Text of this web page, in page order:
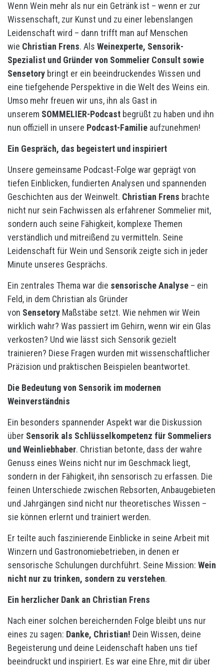
Wenn Wein mehr als nur ein Getränk ist – wenn er zur
Wissenschaft, zur Kunst und zu einer lebenslangen
Leidenschaft wird – dann trifft man auf Menschen
wie Christian Frens. Als Weinexperte, Sensorik-
Spezialist und Gründer von Sommelier Consult sowie
Sensetory bringt er ein beeindruckendes Wissen und
eine tiefgehende Perspektive in die Welt des Weins ein.
Umso mehr freuen wir uns, ihn als Gast in
unserem SOMMELIER-Podcast begrüßt zu haben und ihn
nun offiziell in unsere Podcast-Familie aufzunehmen!
Ein Gespräch, das begeistert und inspiriert
Unsere gemeinsame Podcast-Folge war geprägt von
tiefen Einblicken, fundierten Analysen und spannenden
Geschichten aus der Weinwelt. Christian Frens brachte
nicht nur sein Fachwissen als erfahrener Sommelier mit,
sondern auch seine Fähigkeit, komplexe Themen
verständlich und mitreißend zu vermitteln. Seine
Leidenschaft für Wein und Sensorik zeigte sich in jeder
Minute unseres Gesprächs.
Ein zentrales Thema war die sensorische Analyse – ein
Feld, in dem Christian als Gründer
von Sensetory Maßstäbe setzt. Wie nehmen wir Wein
wirklich wahr? Was passiert im Gehirn, wenn wir ein Glas
verkosten? Und wie lässt sich Sensorik gezielt
trainieren? Diese Fragen wurden mit wissenschaftlicher
Präzision und praktischen Beispielen beantwortet.
Die Bedeutung von Sensorik im modernen
Weinverständnis
Ein besonders spannender Aspekt war die Diskussion
über Sensorik als Schlüsselkompetenz für Sommeliers
und Weinliebhaber. Christian betonte, dass der wahre
Genuss eines Weins nicht nur im Geschmack liegt,
sondern in der Fähigkeit, ihn sensorisch zu erfassen. Die
feinen Unterschiede zwischen Rebsorten, Anbaugebieten
und Jahrgängen sind nicht nur theoretisches Wissen –
sie können erlernt und trainiert werden.
Er teilte auch faszinierende Einblicke in seine Arbeit mit
Winzern und Gastronomiebetrieben, in denen er
sensorische Schulungen durchführt. Seine Mission: Wein
nicht nur zu trinken, sondern zu verstehen.
Ein herzlicher Dank an Christian Frens
Nach einer solchen bereichernden Folge bleibt uns nur
eines zu sagen: Danke, Christian! Dein Wissen, deine
Begeisterung und deine Leidenschaft haben uns tief
beeindruckt und inspiriert. Es war eine Ehre, mit dir über